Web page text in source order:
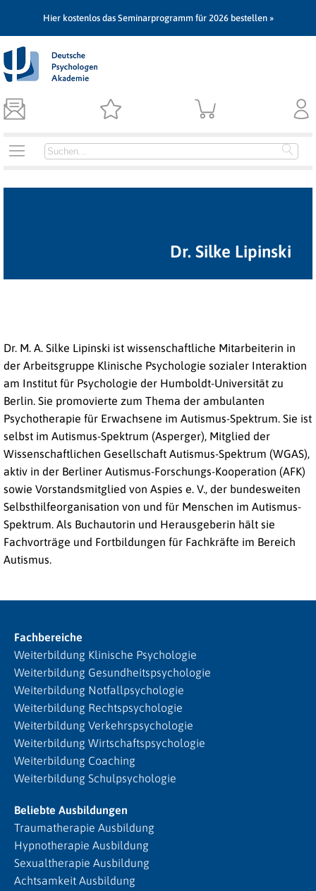
Hier kostenlos das Seminarprogramm für 2026 bestellen »
Dr. Silke Lipinski
Dr. M. A. Silke Lipinski ist wissenschaftliche Mitarbeiterin in
der Arbeitsgruppe Klinische Psychologie sozialer Interaktion
am Institut für Psychologie der Humboldt-Universität zu
Berlin. Sie promovierte zum Thema der ambulanten
Psychotherapie für Erwachsene im Autismus-Spektrum. Sie ist
selbst im Autismus-Spektrum (Asperger), Mitglied der
Wissenschaftlichen Gesellschaft Autismus-Spektrum (WGAS),
aktiv in der Berliner Autismus-Forschungs-Kooperation (AFK)
sowie Vorstandsmitglied von Aspies e. V., der bundesweiten
Selbsthilfeorganisation von und für Menschen im Autismus-
Spektrum. Als Buchautorin und Herausgeberin hält sie
Fachvorträge und Fortbildungen für Fachkräfte im Bereich
Autismus.
Fachbereiche
Weiterbildung Klinische Psychologie
Weiterbildung Gesundheitspsychologie
Weiterbildung Notfallpsychologie
Weiterbildung Rechtspsychologie
Weiterbildung Verkehrspsychologie
Weiterbildung Wirtschaftspsychologie
Weiterbildung Coaching
Weiterbildung Schulpsychologie
Beliebte Ausbildungen
Traumatherapie Ausbildung
Hypnotherapie Ausbildung
Sexualtherapie Ausbildung
Achtsamkeit Ausbildung